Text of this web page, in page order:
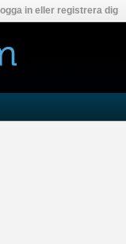
in eller registrera dig